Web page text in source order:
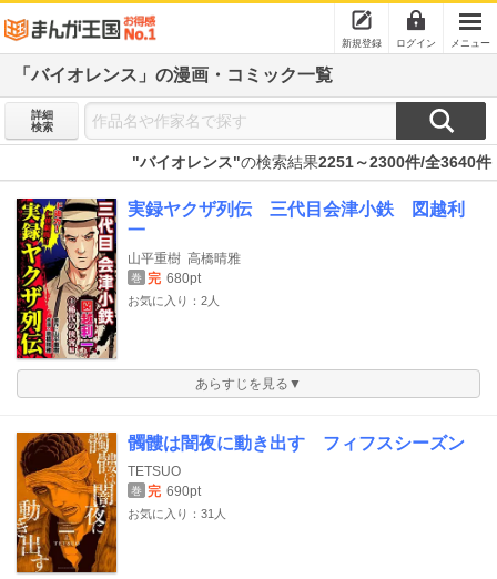
新規登録 ログイン メニュー
「バイオレンス」の漫画・コミック一覧
詳細
検索
"バイオレンス"の検索結果2251～2300件/全3640件
実録ヤクザ列伝 三代目会津小鉄 図越利
一
山平重樹 高橋晴雅
巻 完 680pt
お気に入り：2人
あらすじを見る▼
髑髏は闇夜に動き出す フィフスシーズン
TETSUO
巻 完 690pt
お気に入り：31人